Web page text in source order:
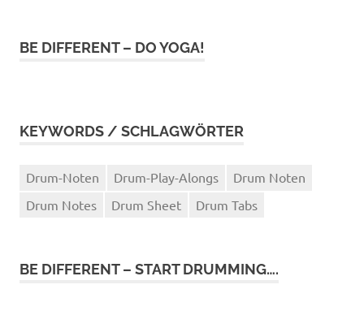
BE DIFFERENT – DO YOGA!
KEYWORDS / SCHLAGWÖRTER
Drum-Noten Drum-Play-Alongs
Drum Noten
Drum Notes
Drum Sheet Drum Tabs
BE DIFFERENT – START DRUMMING….